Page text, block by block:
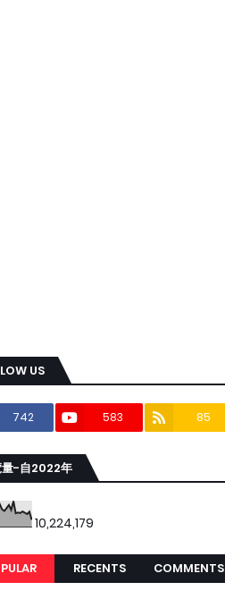
US
742 583 85
量-自2022年
10,224,179
RECENTS COMMENTS